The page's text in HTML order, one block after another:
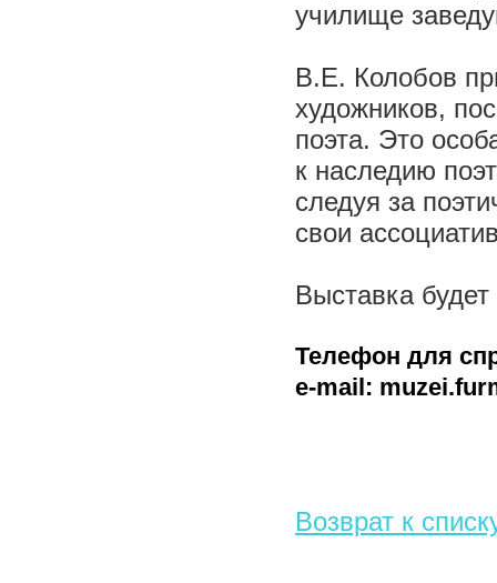
училище
В.Е. Колобов
художников,
поэта. Это
к наследию
следуя за
свои
Выставка
Телефон для
e-mail:
Возврат к